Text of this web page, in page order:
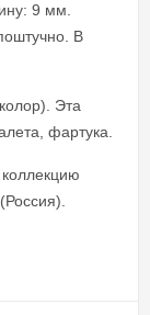
9 мм.
В
Эта
фартука.